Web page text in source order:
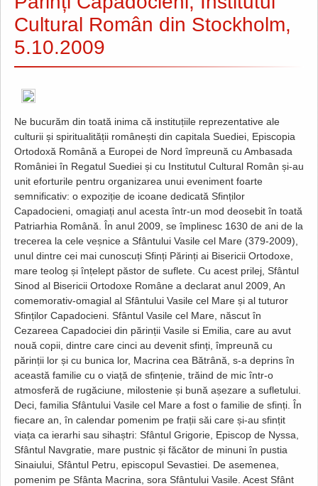
Cultural Român din Stockholm,
5.10.2009
Ne bucurăm din toată inima că instituțiile reprezentative ale
culturii și spiritualității românești din capitala Suediei, Episcopia
Ortodoxă Română a Europei de Nord împreună cu Ambasada
României în Regatul Suediei și cu Institutul Cultural Român și-au
unit eforturile pentru organizarea unui eveniment foarte
semnificativ: o expoziție de icoane dedicată Sfinților
Capadocieni, omagiați anul acesta într-un mod deosebit în toată
Patriarhia Română. În anul 2009, se împlinesc 1630 de ani de la
trecerea la cele veșnice a Sfântului Vasile cel Mare (379-2009),
unul dintre cei mai cunoscuți Sfinți Părinți ai Bisericii Ortodoxe,
mare teolog și înțelept păstor de suflete. Cu acest prilej, Sfântul
Sinod al Bisericii Ortodoxe Române a declarat anul 2009, An
comemorativ-omagial al Sfântului Vasile cel Mare și al tuturor
Sfinților Capadocieni. Sfântul Vasile cel Mare, născut în
Cezareea Capadociei din părinții Vasile si Emilia, care au avut
nouă copii, dintre care cinci au devenit sfinți, împreună cu
părinții lor și cu bunica lor, Macrina cea Bătrână, s-a deprins în
această familie cu o viață de sfințenie, trăind de mic într-o
atmosferă de rugăciune, milostenie și bună așezare a sufletului.
Deci, familia Sfântului Vasile cel Mare a fost o familie de sfinți. În
fiecare an, în calendar pomenim pe frații săi care și-au sfințit
viața ca ierarhi sau sihaștri: Sfântul Grigorie, Episcop de Nyssa,
Sfântul Navgratie, mare pustnic și făcător de minuni în pustia
Sinaiului, Sfântul Petru, episcopul Sevastiei. De asemenea,
pomenim pe Sfânta Macrina, sora Sfântului Vasile. Acest Sfânt